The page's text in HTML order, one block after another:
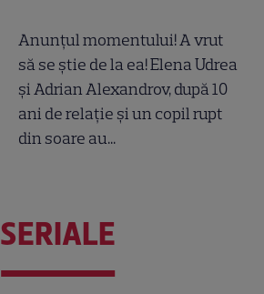
Anunțul momentului! A vrut
să se știe de la ea! Elena Udrea
și Adrian Alexandrov, după 10
ani de relație și un copil rupt
din soare au...
SERIALE